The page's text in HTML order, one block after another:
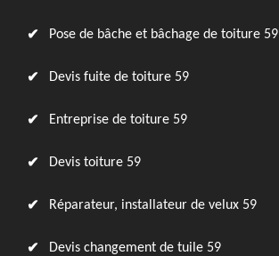
Pose de bâche et bâchage de toiture 59
Devis fuite de toiture 59
Entreprise de toiture 59
Devis toiture 59
Réparateur, installateur de velux 59
Devis changement de tuile 59